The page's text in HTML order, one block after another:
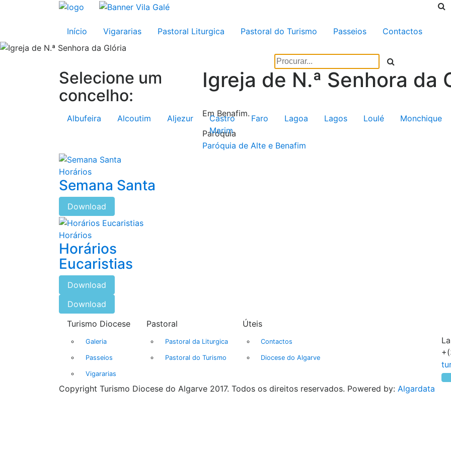
Início Vigararias Pastoral Liturgica Pastoral do Turismo Passeios Contactos
Igreja de N.ª Senhora da
Em Benafim.
Paróquia
Paróquia de Alte e Benafim
Selecione um
concelho:
Albufeira Alcoutim Aljezur
Castro
Marim
Faro Lagoa Lagos Loulé Monchique
Horários
Semana Santa
Download
Horários
Horários
Eucaristias
Download
Download
Turismo Diocese
Galeria
Passeios
Vigararias
Pastoral
Pastoral da Liturgica
Pastoral do Turismo
Úteis
Contactos
Diocese do Algarve
Copyright Turismo Diocese do Algarve 2017. Todos os direitos reservados. Powered by: Algardata